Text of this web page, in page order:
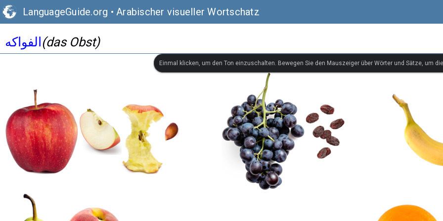
LanguageGuide.org • Arabischer visueller Wortschatz
الفواكه(das Obst)
Einmal klicken, um den Ton einzuschalten. Bewegen Sie den Mauszeiger über Wörter und Sätze, um